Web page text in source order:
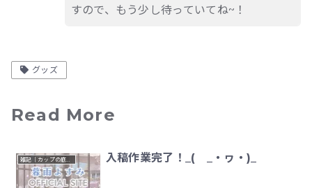
すので、もう少し待っていてね~！
グッズ
Read More
入稿作業完了！_( _・ヮ・)_